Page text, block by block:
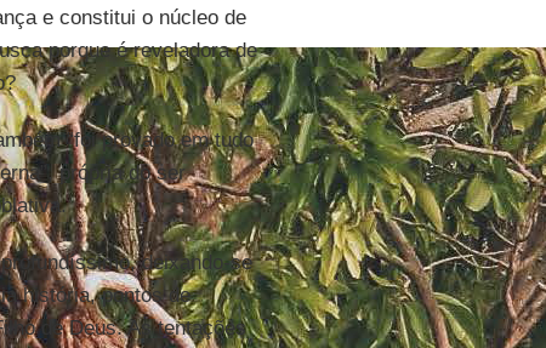
e constitui o núcleo de
porque é reveladora de
“foi provado em tudo
própria do ser
deixando-se
história, pontos de
de Deus. As tentações